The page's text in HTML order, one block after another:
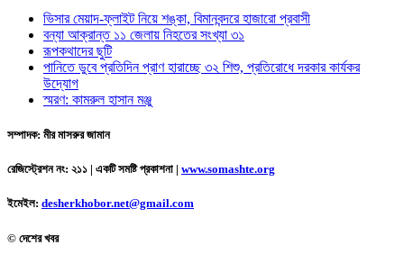
ভিসার মেয়াদ-ফ্লাইট নিয়ে শঙ্কা, বিমানবন্দরে হাজারো প্রবাসী
বন্যা আক্রান্ত ১১ জেলায় নিহতের সংখ্যা ৩১
রূপকথাদের ছুটি
পানিতে ডুবে প্রতিদিন প্রাণ হারাচ্ছে ৩২ শিশু, প্রতিরোধে দরকার কার্যকর
উদ্যোগ
স্মরণ: কামরুল হাসান মঞ্জু
সম্পাদক: মীর মাসরুর জামান
রেজিস্ট্রেশন নং: ২১১ | একটি সমষ্টি প্রকাশনা | www.somashte.org
ইমেইল: desherkhobor.net@gmail.com
© দেশের খবর